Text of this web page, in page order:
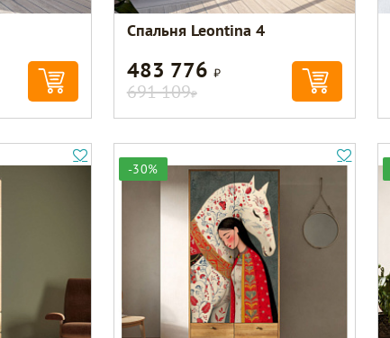
Спальня Leontina 4
483 776 Р
691 109Р
-30%